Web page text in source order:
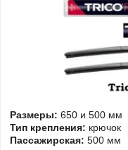
Размеры: 650 и 500 мм
Тип крепления: крючок
Пассажирская: 500 мм